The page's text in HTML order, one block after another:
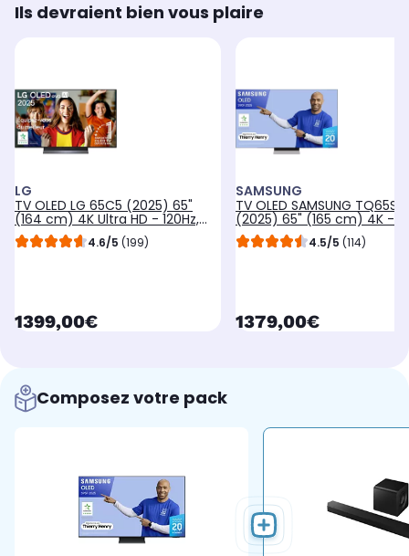
Ils devraient bien vous plaire
LG
TV OLED LG 65C5 (2025) 65"
(164 cm) 4K Ultra HD - 120Hz,
Smart TV 4.6/5 (199)
currentPrice
1399,00€
SAMSUNG
TV OLED SAMSUNG
(2025) 65" (165 cm) 4K -
TV 4.5/5 (114)
currentPrice
1379,00€
Composez votre pack